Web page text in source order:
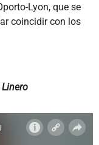
Lyon, que se
coincidir con los